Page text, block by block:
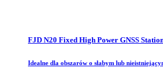
FJD N20 Fixed High Power GNSS
Idealne dla obszarów o słabym lub